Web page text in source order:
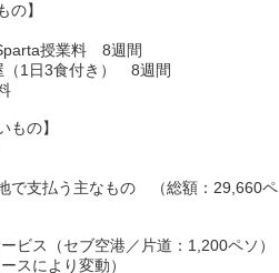
の】
授業料 8週間
（1日3食付き） 8週間
もの】
で支払う主なもの （総額：29,660ペ
ビス（セブ空港／片道：1,200ペソ）
スにより変動）